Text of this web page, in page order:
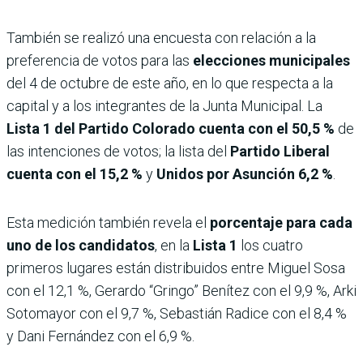
También se realizó una encuesta con relación a la
preferencia de votos para las elecciones municipales
del 4 de octubre de este año, en lo que respecta a la
capital y a los integrantes de la Junta Municipal. La
Lista 1 del Partido Colorado cuenta con el 50,5 % de
las intenciones de votos; la lista del Partido Liberal
cuenta con el 15,2 % y Unidos por Asunción 6,2 %.
Esta medición también revela el porcentaje para cada
uno de los candidatos, en la Lista 1 los cuatro
primeros lugares están distribuidos entre Miguel Sosa
con el 12,1 %, Gerardo “Gringo” Benítez con el 9,9 %, Arki
Sotomayor con el 9,7 %, Sebastián Radice con el 8,4 %
y Dani Fernández con el 6,9 %.